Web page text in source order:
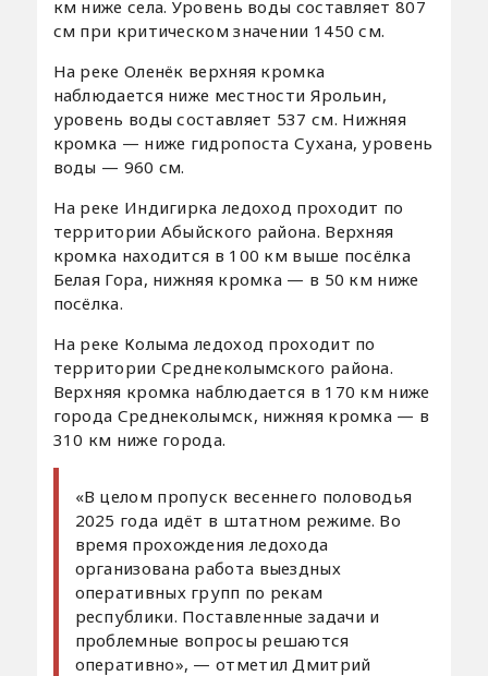
км ниже села. Уровень воды составляет 807
см при критическом значении 1450 см.
На реке Оленёк верхняя кромка
наблюдается ниже местности Ярольин,
уровень воды составляет 537 см. Нижняя
кромка — ниже гидропоста Сухана, уровень
воды — 960 см.
На реке Индигирка ледоход проходит по
территории Абыйского района. Верхняя
кромка находится в 100 км выше посёлка
Белая Гора, нижняя кромка — в 50 км ниже
посёлка.
На реке Колыма ледоход проходит по
территории Среднеколымского района.
Верхняя кромка наблюдается в 170 км ниже
города Среднеколымск, нижняя кромка — в
310 км ниже города.
«В целом пропуск весеннего половодья
2025 года идёт в штатном режиме. Во
время прохождения ледохода
организована работа выездных
оперативных групп по рекам
республики. Поставленные задачи и
проблемные вопросы решаются
оперативно», — отметил Дмитрий